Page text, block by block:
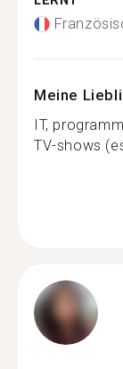
Meine
IT,
TV-shows